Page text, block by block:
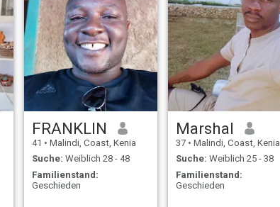
FRANKLIN
41 • Malindi, Coast, Kenia
Suche: Weiblich 28 - 48
Familienstand:
Geschieden
Marshal
37 • Malindi, Coast, Kenia
Suche: Weiblich 25 - 38
Familienstand:
Geschieden